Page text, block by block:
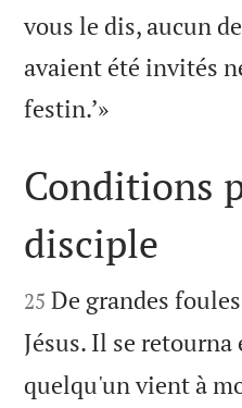
vous le dis, aucun
avaient été invités
festin.’»

Conditions
disciple

25 De grandes
Jésus. Il se
quelqu'un vient à